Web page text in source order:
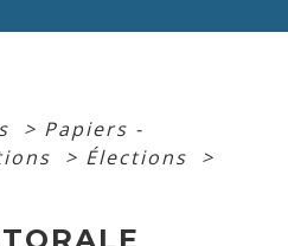
> Papiers -
> Élections
>